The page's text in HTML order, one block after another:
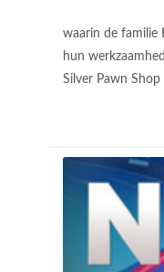
waarin de familie
hun
Silver Pawn Shop